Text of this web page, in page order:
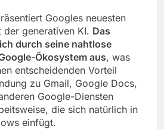
Googles neuesten
generativen KI. Das
durch seine nahtlose
Ökosystem aus, was
entscheidenden Vorteil
zu Gmail, Google Docs,
Google-Diensten
die sich natürlich in
einfügt.